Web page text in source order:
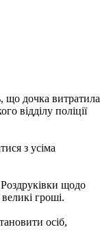
що дочка витратила
відділу поліції
з усіма
щодо
гроші.
осіб,